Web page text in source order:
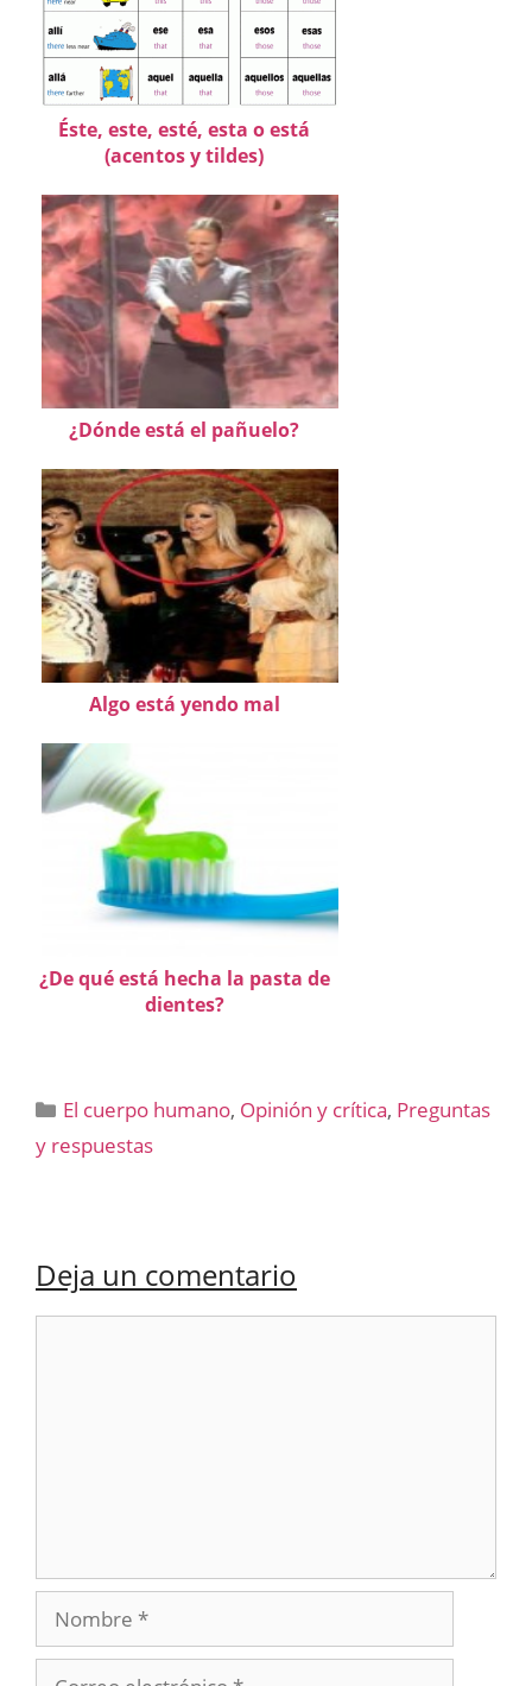
Éste, este, esté, esta o está
(acentos y tildes)
¿Dónde está el pañuelo?
Algo está yendo mal
¿De qué está hecha la pasta de
dientes?
Categorías
El cuerpo humano, Opinión y crítica, Preguntas
y respuestas
Deja un comentario
Nombre